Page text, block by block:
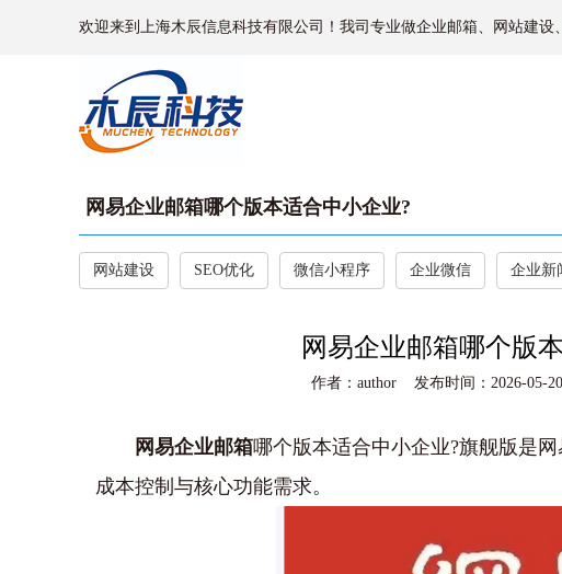
欢迎来到上海木辰信息科技有限公司！我司专业做企业邮箱、网站建设
网易企业邮箱哪个版本适合中小企业?‌
网站建设 SEO优化 微信小程序 企业微信 企业新
网易企业邮箱哪个版
作者：author 发布时间：2026-05-
网易企业邮箱哪个版本适合中小企业?‌旗舰版是
成本控制与核心功能需求。